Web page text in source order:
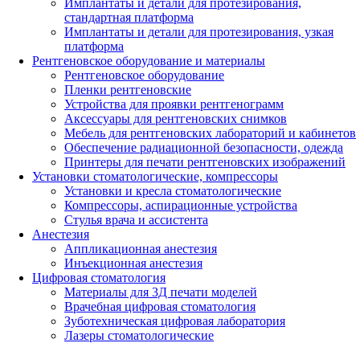
стандартная платформа
Имплантаты и детали для протезирования, узкая
платформа
Рентгеновское оборудование и материалы
Рентгеновское оборудование
Пленки рентгеновские
Устройства для проявки рентгенограмм
Аксессуары для рентгеновских снимков
Мебель для рентгеновских лабораторий и кабинетов
Обеспечение радиационной безопасности, одежда
Принтеры для печати рентгеновских изображений
Установки стоматологические, компрессоры
Установки и кресла стоматологические
Компрессоры, аспирационные устройства
Стулья врача и ассистента
Анестезия
Аппликационная анестезия
Инъекционная анестезия
Цифровая стоматология
Материалы для 3Д печати моделей
Врачебная цифровая стоматология
Зуботехническая цифровая лаборатория
Лазеры стоматологические